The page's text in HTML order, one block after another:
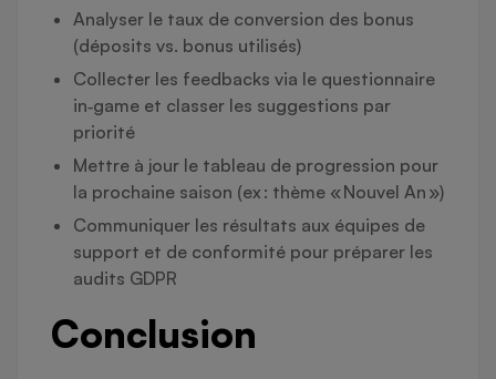
Analyser le taux de conversion des bonus
(déposits vs. bonus utilisés)
Collecter les feedbacks via le questionnaire
in‑game et classer les suggestions par
priorité
Mettre à jour le tableau de progression pour
la prochaine saison (ex : thème « Nouvel An »)
Communiquer les résultats aux équipes de
support et de conformité pour préparer les
audits GDPR
Conclusion